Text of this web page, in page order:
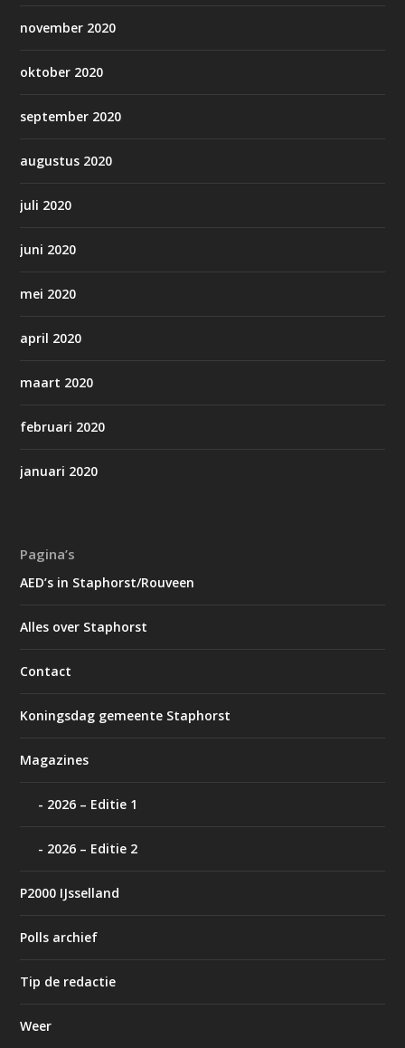
november 2020
oktober 2020
september 2020
augustus 2020
juli 2020
juni 2020
mei 2020
april 2020
maart 2020
februari 2020
januari 2020
Pagina’s
AED’s in Staphorst/Rouveen
Alles over Staphorst
Contact
Koningsdag gemeente Staphorst
Magazines
2026 – Editie 1
2026 – Editie 2
P2000 IJsselland
Polls archief
Tip de redactie
Weer